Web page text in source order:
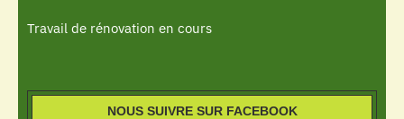
Travail de rénovation en cours
NOUS SUIVRE SUR FACEBOOK